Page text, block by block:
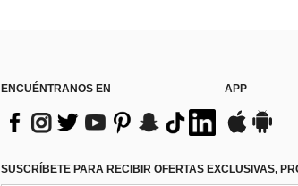
ENCUÉNTRANOS EN APP
SUSCRÍBETE PARA RECIBIR OFERTAS EXCLUSIVAS,